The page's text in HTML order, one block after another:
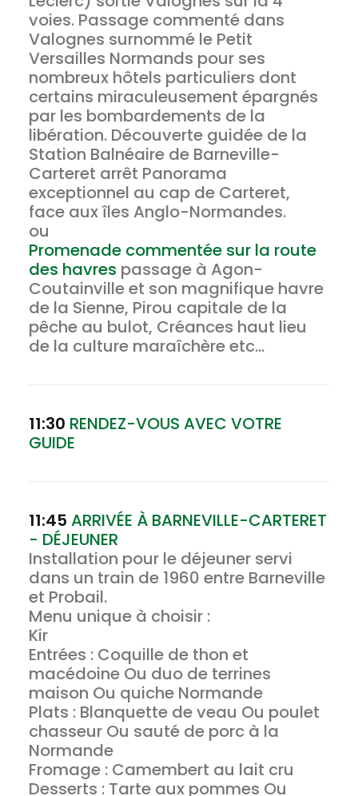
voies. Passage commenté dans
Valognes surnommé le Petit
Versailles Normands pour ses
nombreux hôtels particuliers dont
certains miraculeusement épargnés
par les bombardements de la
libération. Découverte guidée de la
Station Balnéaire de Barneville-
Carteret arrêt Panorama
exceptionnel au cap de Carteret,
face aux îles Anglo-Normandes.
ou
Promenade commentée sur la route
des havres passage à Agon-
Coutainville et son magnifique havre
de la Sienne, Pirou capitale de la
pêche au bulot, Créances haut lieu
de la culture maraîchère etc...
11:30 RENDEZ-VOUS AVEC VOTRE
GUIDE
11:45 ARRIVÉE À BARNEVILLE-CARTERET
- DÉJEUNER
Installation pour le déjeuner servi
dans un train de 1960 entre Barneville
et Probail.
Menu unique à choisir :
Kir
Entrées : Coquille de thon et
macédoine Ou duo de terrines
maison Ou quiche Normande
Plats : Blanquette de veau Ou poulet
chasseur Ou sauté de porc à la
Normande
Fromage : Camembert au lait cru
Desserts : Tarte aux pommes Ou